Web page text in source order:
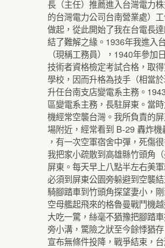
長（主任）推薦進入台灣電力
的台灣電力公司台南營業處）
做起，從此開始了我在台電長
結了難解之緣。1936年我進入
（現稱工務員），1940年參加
技術者資格檢定考試合格，取
學校，因而升格為技手（相當
升任台南支店變電系主務。
區變電系主務，長駐屏東。當
機經常空襲台灣。我所負責的
場附近，經常看到 B-29 轟炸機
，有一次空軍宿舍中彈，死傷
我把家小疏散到高雄縣竹頭角
屏東。每天早上八點半左右美
必須到屏東公園旁躲避到空襲
騎腳踏車到竹頭角探望妻小，
空母艦起飛來的格魯曼戰鬥機
大吃一驚，絲毫不猶豫把腳踏
旁小溝，驚險之狀至今餘悸猶
宣布無條件投降，戰爭結束，台